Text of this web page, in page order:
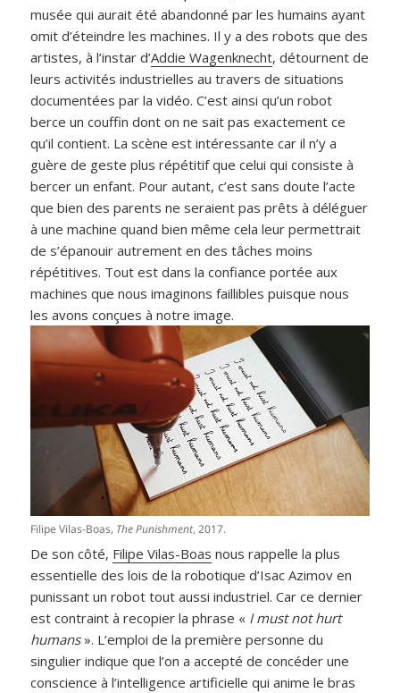
musée qui aurait été abandonné par les humains ayant
omit d’éteindre les machines. Il y a des robots que des
artistes, à l’instar d’Addie Wagenknecht, détournent de
leurs activités industrielles au travers de situations
documentées par la vidéo. C’est ainsi qu’un robot
berce un couffin dont on ne sait pas exactement ce
qu’il contient. La scène est intéressante car il n’y a
guère de geste plus répétitif que celui qui consiste à
bercer un enfant. Pour autant, c’est sans doute l’acte
que bien des parents ne seraient pas prêts à déléguer
à une machine quand bien même cela leur permettrait
de s’épanouir autrement en des tâches moins
répétitives. Tout est dans la confiance portée aux
machines que nous imaginons faillibles puisque nous
les avons conçues à notre image.
Filipe Vilas-Boas, The Punishment, 2017.
De son côté, Filipe Vilas-Boas nous rappelle la plus
essentielle des lois de la robotique d’Isac Azimov en
punissant un robot tout aussi industriel. Car ce dernier
est contraint à recopier la phrase « I must not hurt
humans». L’emploi de la première personne du
singulier indique que l’on a accepté de concéder une
conscience à l’intelligence artificielle qui anime le bras